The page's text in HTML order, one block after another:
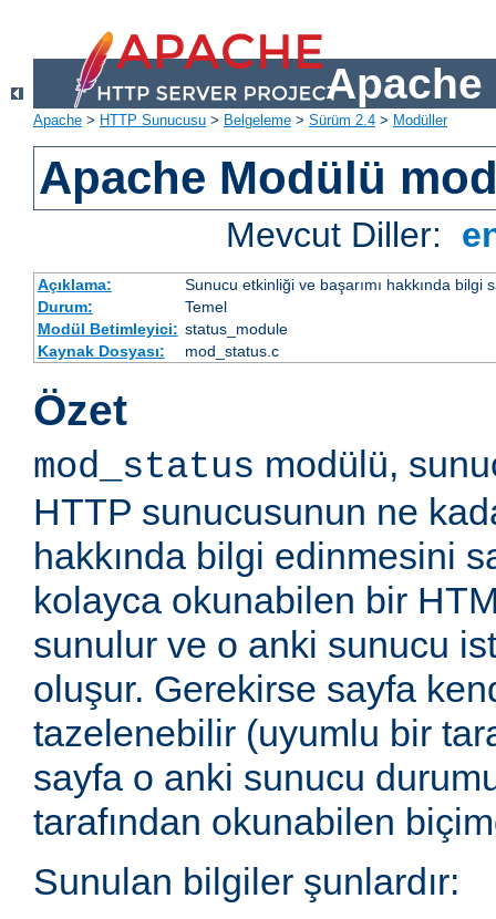
Apache
Apache > HTTP Sunucusu > Belgeleme > Sürüm 2.4 > Modüller
Apache Modülü
Mevcut Diller:
Açıklama:
Sunucu etkinliği ve başarımı hakkında bilgi
Durum:
Temel
Modül Betimleyici: status_module
Kaynak Dosyası:
mod_status.c
Özet
mod_status modülü,
HTTP sunucusunun ne
hakkında bilgi edinmesini
kolayca okunabilen bir
sunulur ve o anki sunucu
oluşur. Gerekirse sayfa
tazelenebilir (uyumlu bir
sayfa o anki sunucu
tarafından okunabilen
Sunulan bilgiler şunlardır: